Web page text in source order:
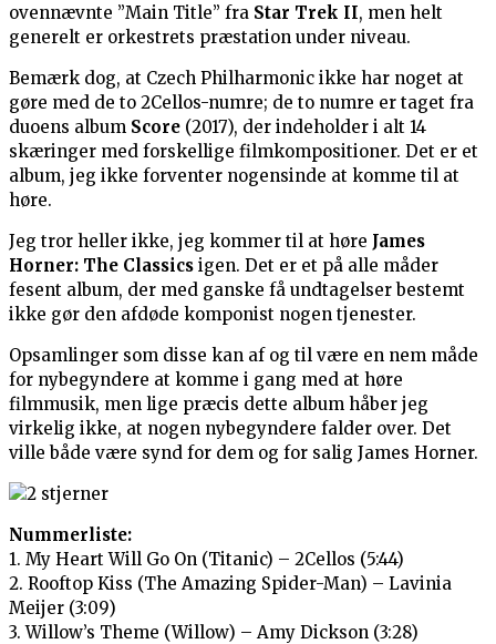
ovennævnte ”Main Title” fra Star Trek II, men helt
generelt er orkestrets præstation under niveau.
Bemærk dog, at Czech Philharmonic ikke har noget at
gøre med de to 2Cellos-numre; de to numre er taget fra
duoens album Score (2017), der indeholder i alt 14
skæringer med forskellige filmkompositioner. Det er et
album, jeg ikke forventer nogensinde at komme til at
høre.
Jeg tror heller ikke, jeg kommer til at høre James
Horner: The Classics igen. Det er et på alle måder
fesent album, der med ganske få undtagelser bestemt
ikke gør den afdøde komponist nogen tjenester.
Opsamlinger som disse kan af og til være en nem måde
for nybegyndere at komme i gang med at høre
filmmusik, men lige præcis dette album håber jeg
virkelig ikke, at nogen nybegyndere falder over. Det
ville både være synd for dem og for salig James Horner.
Nummerliste:
1. My Heart Will Go On (Titanic) – 2Cellos (5:44)
2. Rooftop Kiss (The Amazing Spider-Man) – Lavinia
Meijer (3:09)
3. Willow’s Theme (Willow) – Amy Dickson (3:28)